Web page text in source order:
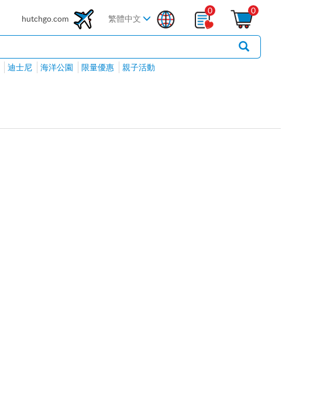
hutchgo.com 繁體中文
0 0
迪士尼 海洋公園 限量優惠 親子活動